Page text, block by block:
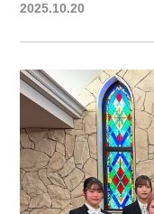
2025.10.20